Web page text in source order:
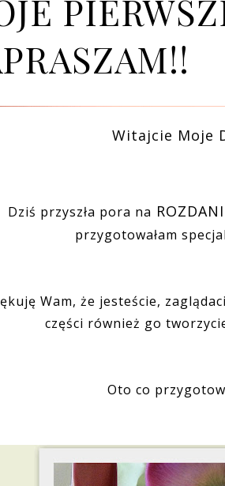
Witajcie Moje
Dziś przyszła pora na
przygotowałam
Wam, że jesteście,
części również go
Oto co